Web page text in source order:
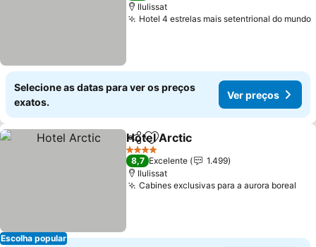
Ilulissat
Hotel 4 estrelas mais setentrional do mundo
Selecione as datas para ver os preços
exatos.
Ver preços
Escolha popular
PartilharAdicionar aos favoritos
Hotel Arctic
4 Estrelas
8,7 Excelente
1.499
Ilulissat
Cabines exclusivas para a aurora boreal